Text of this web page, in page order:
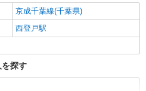
京成千葉線(千葉県)
西登戸駅
を探す